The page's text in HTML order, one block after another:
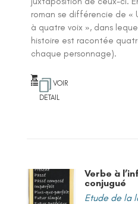
roman se différencie de «
à quatre voix », dans
histoire est racontée
chaque personnage).
VOIR
DETAIL
Verbe à
conjugué
Etude de la